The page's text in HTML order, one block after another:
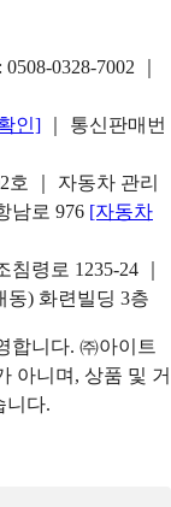
0508-0328-7002
인]
｜ 통신판매번
호 ｜ 자동차 관리
남로 976 [자동차
령로 1235-24 ｜
동) 화련빌딩 3층
합니다. ㈜아이트
아니며, 상품 및 거
니다.